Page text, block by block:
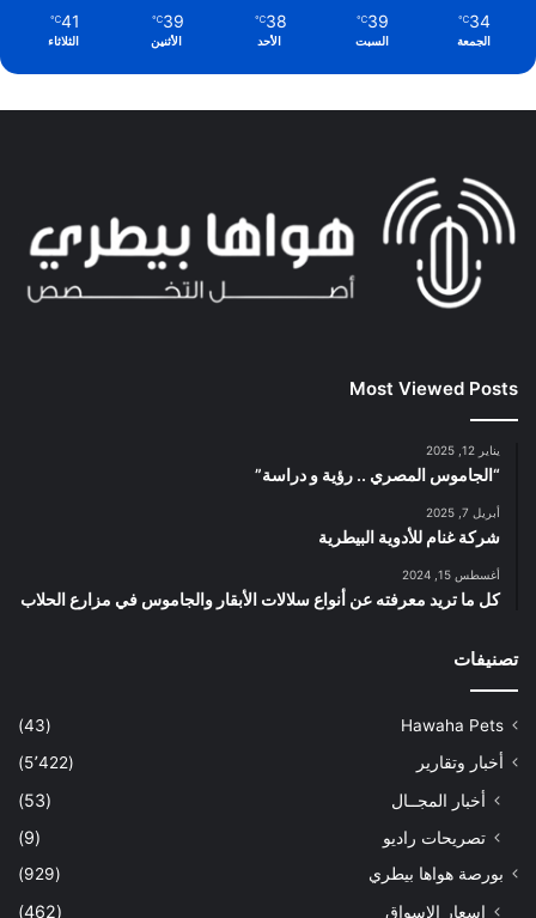
34
℃
الجمعة
39
℃
السبت
38
℃
الأحد
39
℃
الأثنين
41
℃
الثلاثاء
Most Viewed Posts
يناير 12, 2025
“الجاموس المصري .. رؤية و دراسة”
أبريل 7, 2025
شركة غنام للأدوية البيطرية
أغسطس 15, 2024
كل ما تريد معرفته عن أنواع سلالات الأبقار والجاموس في مزارع الحلاب
تصنيفات
Hawaha Pets
(43)
أخبار وتقارير
(5٬422)
أخبار المجــال
(53)
تصريحات راديو
(9)
بورصة هواها بيطري (929)
اسعار الاسواق
(462)